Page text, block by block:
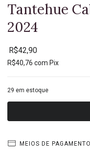
Tantehue
2024
R$42,90
R$40,76 com Pix
29 em estoque
MEIOS DE PAGAMENTO